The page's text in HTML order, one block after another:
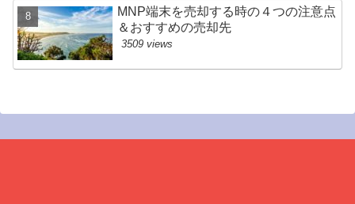
MNP端末を売却する時の４つの注意点
＆おすすめの売却先
3509 views